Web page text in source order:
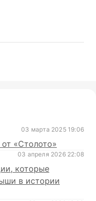
03 марта 2025 19:06
«Столото»
03 апреля 2026 22:08
которые
в истории